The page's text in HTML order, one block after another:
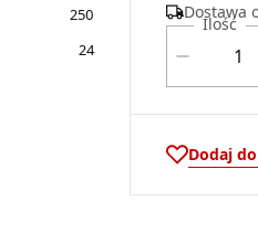
250
24
Dostawa
Ilość
Dodaj